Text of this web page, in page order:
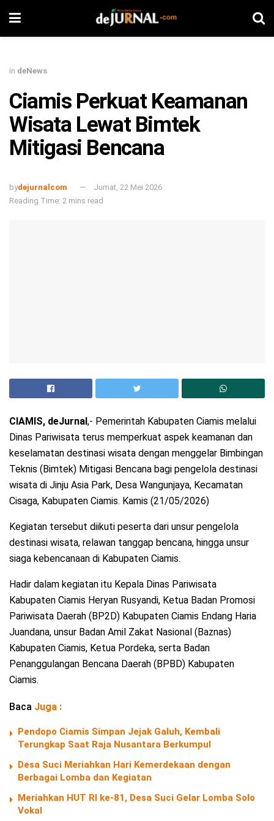
in deNews
Ciamis Perkuat Keamanan
Wisata Lewat Bimtek
Mitigasi Bencana
bydejurnalcom
Jumat, 22 Mei 2026
Reading Time: 2 mins read
CIAMIS, deJurnal,- Pemerintah Kabupaten Ciamis melalui
Dinas Pariwisata terus memperkuat aspek keamanan dan
keselamatan destinasi wisata dengan menggelar Bimbingan
Teknis (Bimtek) Mitigasi Bencana bagi pengelola destinasi
wisata di Jinju Asia Park, Desa Wangunjaya, Kecamatan
Cisaga, Kabupaten Ciamis. Kamis (21/05/2026)
Kegiatan tersebut diikuti peserta dari unsur pengelola
destinasi wisata, relawan tanggap bencana, hingga unsur
siaga kebencanaan di Kabupaten Ciamis.
Hadir dalam kegiatan itu Kepala Dinas Pariwisata
Kabupaten Ciamis Heryan Rusyandi, Ketua Badan Promosi
Pariwisata Daerah (BP2D) Kabupaten Ciamis Endang Haria
Juandana, unsur Badan Amil Zakat Nasional (Baznas)
Kabupaten Ciamis, Ketua Pordeka, serta Badan
Penanggulangan Bencana Daerah (BPBD) Kabupaten
Ciamis.
Baca Juga :
Pendopo Ciamis Simpan Jejak Galuh, Kembali
Terungkap Saat Raja Nusantara Berkumpul
Desa Suci Meriahkan Hari Kemerdekaan dengan
Berbagai Lomba dan Kegiatan
Meriahkan HUT RI ke-81, Desa Suci Gelar Lomba Solo
Vokal